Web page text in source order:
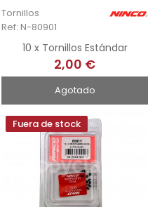
Tornillos
Ref: N-80901
10 x Tornillos Estándar
2,00 €
Agotado
Fuera de stock